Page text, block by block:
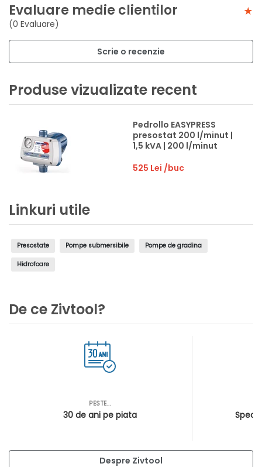
Evaluare medie clientilor
(0 Evaluare)
Scrie o recenzie
Produse vizualizate recent
Pedrollo EASYPRESS
presostat 200 l/minut |
1,5 kVA | 200 l/minut
525 Lei /buc
Linkuri utile
Presostate Pompe submersibile Pompe de gradina
Hidrofoare
De ce Zivtool?
PESTE...
30 de ani pe piata
Despre Zivtool